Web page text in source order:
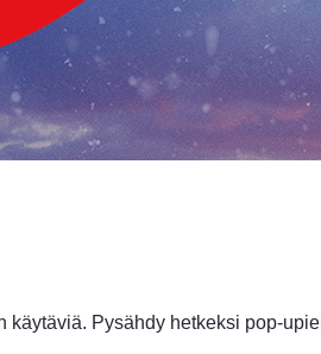
Pysähdy hetkeksi pop-